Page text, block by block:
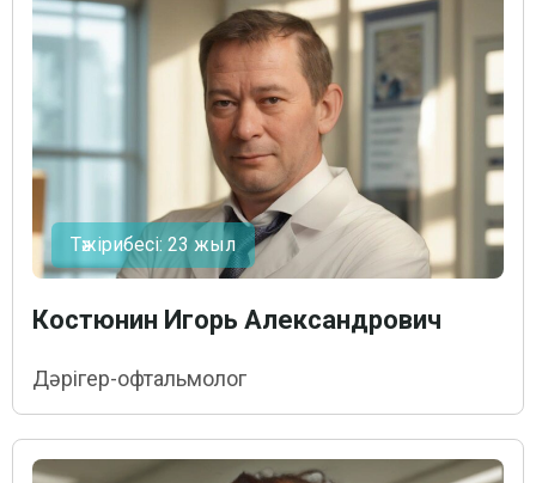
Тәжірибесі: 23 жыл
Костюнин Игорь Александрович
Дәрігер-офтальмолог